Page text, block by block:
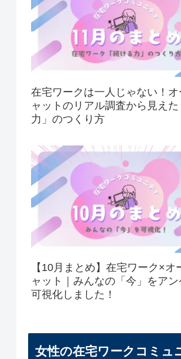
在宅ワークは一人じゃない！
ャットのリアル調査から見えた
力」のつくり方
【10月まとめ】在宅ワーク×オ
ャット｜みんなの「今」をア
可視化しました！
女性の在宅ワークコミュ